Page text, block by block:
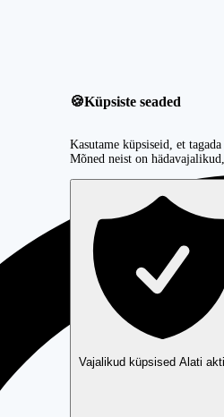
🍪Küpsiste seaded
Kasutame küpsiseid, et
Mõned neist on
Vajalikud küpsised